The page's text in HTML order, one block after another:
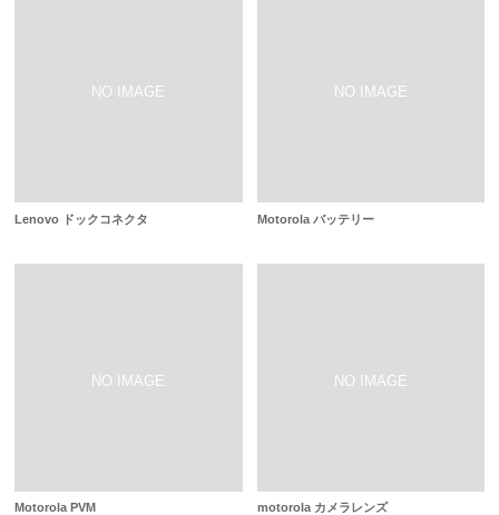
Lenovo ドックコネクタ Motorola バッテリー
Motorola PVM motorola カメラレンズ